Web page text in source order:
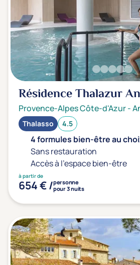
Transports & hébergement
Soins sans hébergement
Offre séjour + vol inclus
Résidence Thalazur
Provence-Alpes Côte-d'Azur-
Thalasso 4.5
4 formules bien-être au
Sans restauration
Accès à l'espace bien-être
à partir de
654 € /personne
pour 3 nuits